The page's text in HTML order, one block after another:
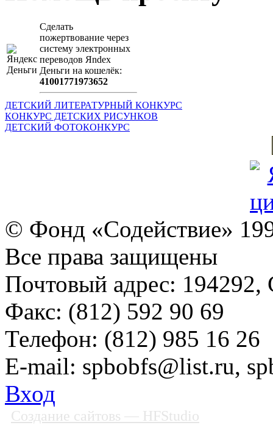
Сделать
пожертвование через
систeму элeктронных
пeрeводов Яndex
Деньги на кошeлёк:
41001771973652
ДЕТСКИЙ ЛИТЕРАТУРНЫЙ КОНКУРС
КОНКУРС ДЕТСКИХ РИСУНКОВ
ДЕТСКИЙ ФОТОКОНКУРС
© Фонд «Содействие»
Все права защищены
Почтовый адрес: 194292,
Факс: (812) 592 90 69
Телефон: (812) 985 16 26
E-mail: spbobfs@list.ru,
Вход
Создание сайтовs — HFStudio